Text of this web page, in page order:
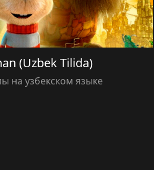
(Uzbek Tilida)
на узбекском языке